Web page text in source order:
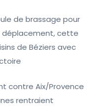
de brassage pour
déplacement, cette
de Béziers avec
contre Aix/Provence
rentraient